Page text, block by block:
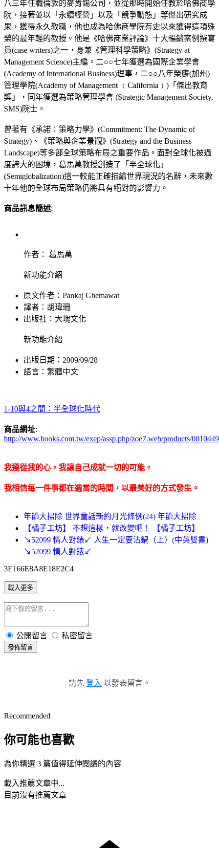
八三年任職倫敦的麥肯錫公司，並從那時開始任教於哈佛商學
院，接著並以「永續經營」以及「競爭動態」等傑出研究成
果，獲得永久教職，他也成為哈佛商學院有史以來獲得這項殊
榮的最年輕的教授。他是《哈佛商業評論》十大暢銷案例撰寫
員(case writers)之一，身兼《管理科學策略》(Strategy at
Management Science)主編。二○○七年獲選為國際企業學會
(Academy of International Business)理事，二○○八年榮膺(加州)
管理學院(Academy of Management ﹝California﹞)「傑出教育
獎」，同年獲選為策略管理學會 (Strategic Management Society,
SMS)院士。
曾著有《承諾：策略力學》(Commitment: The Dynamic of
Strategy)、《策略與企業景觀》(Strategy and the Business
Landscape)等多部全球策略布局之重要作品。面對全球化被過
度誇大的困境，葛馬萬教授創造了「半全球化」
(Semiglobalization)這一較能正確描繪世界現況的名辭，未來數
十年他的全球布局策略仍將具有絕對的影響力。
商品訊息簡述:
作者： 葛馬萬
新功能介紹
原文作者：Pankaj Ghemawat
譯者：胡瑋珊
出版社： 大塊文化
新功能介紹
出版日期：2009/09/28
語言：繁體中文
1-10與4之間：半全球化時代
商品網址:
http://www.books.com.tw/exep/assp.php/zoe7.web/products/
我遵從我的心，我讓自己成就一切的可能。
我相信每一件事都在適當的時間，以最美好的方式發生。
年節大掃除 世界童話新約月光條例(24) 年節大掃除
【橘子工坊】 不想這樣，就改變吧！ 【橘子工坊】
↘52099 情人對錶↙ 人生一定要沾鍋（上）(中英雙書)
↘52099 情人對錶↙
3E166E8A8E18E2C4
載入更多
公開留言 私密留言
發佈留言
請先 登入 以發表留言。
Recommended
你可能也喜歡
為你精選 3 篇值得延伸閱讀的內容
載入推薦文章中...
目前沒有推薦文章